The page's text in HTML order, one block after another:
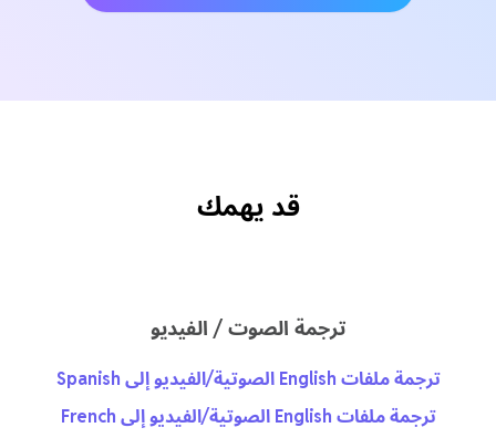
قد يهمك
ترجمة الصوت / الفيديو
ترجمة ملفات English الصوتية/الفيديو إلى Spanish
ترجمة ملفات English الصوتية/الفيديو إلى French